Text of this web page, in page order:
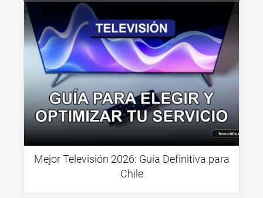
Mejor Televisión 2026: Guía Definitiva para
Chile